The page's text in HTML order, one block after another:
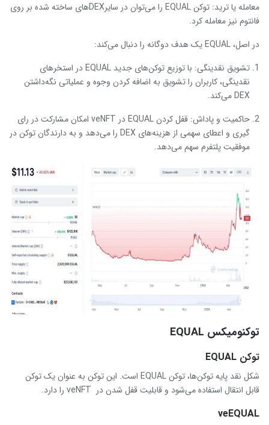
معامله یا ترید: توکن EQUAL را می‌توان در سایرDEXهای ساخته شده بر روی
فانتوم نیز معامله کرد.
در اصل، EQUAL یک هدف دوگانه را دنبال می‌کند:
تشویق نقدینگی: با توزیع توکن‌های جدید EQUAL در استخرهای
نقدینگی، کاربران را تشویق به اضافه کردن وجوه و عملیاتی نگه‌داشتن
DEX می‌کند.
حاکمیت و پاداش: قفل کردن EQUAL در veNFT امکان مشارکت در رای
گیری و اعطای سهمی از هزینه‌های DEX را می‌دهد و به دارندگان توکن در
موفقیت پلتفرم سهم می‌دهد.
توکنومیکس EQUAL
توکن EQUAL
شکل نقد پایه توکن‌ها، توکن EQUAL است. این توکن به عنوان یک توکن
قابل انتقال استفاده می‌شود و قابلیت قفل شدن در veNFT را دارد.
veEQUAL